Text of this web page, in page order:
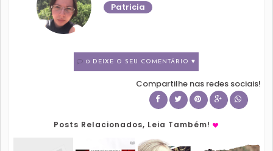
Patricia
0 DEIXE O SEU COMENTÁRIO ♥
Compartilhe nas redes sociais!
Posts Relacionados, Leia Também!